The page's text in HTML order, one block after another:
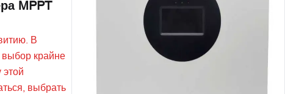
MPPT
В
крайне
этой
выбрать